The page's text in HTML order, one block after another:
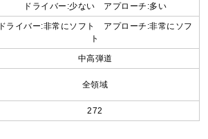
ドライバー:少ない アプローチ:多い
ドライバー:非常にソフト アプローチ:非常にソフ
ト
中高弾道
全領域
272